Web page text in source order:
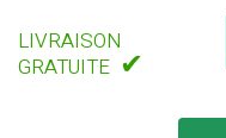
LIVRAISON
GRATUITE ✔